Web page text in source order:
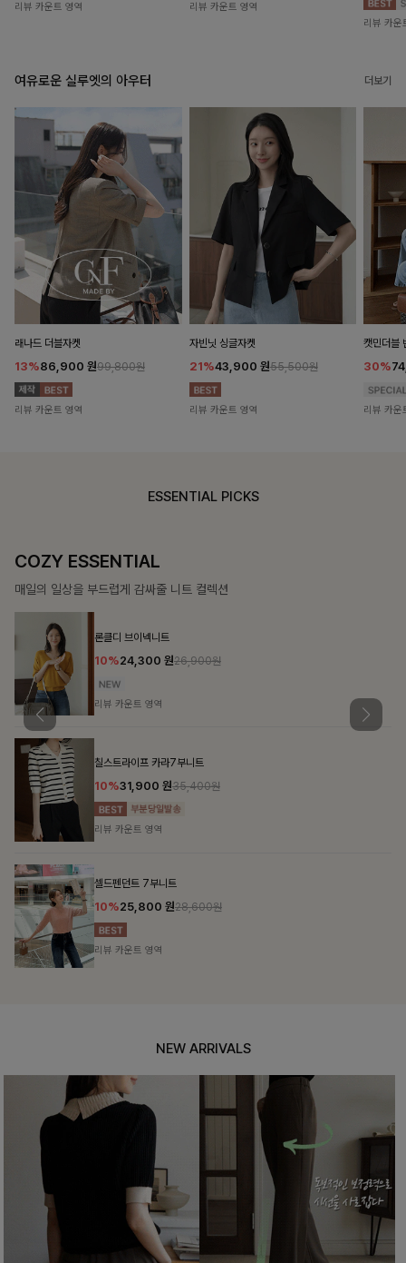
리뷰 카운트 영역 리뷰 카운트 영역
리뷰 카운
여유로운 실루엣의 아우터 더보기
래나드 더블자켓
13%86,900 원99,800원
리뷰 카운트 영역
자빈닛 싱글자켓
21%43,900 원55,500원
리뷰 카운트 영역
캣민더블
30%
리뷰 카운
ESSENTIAL PICKS
COZY ESSENTIAL
매일의 일상을 부드럽게 감싸줄 니트 컬렉션
론클디 브이넥니트
10%24,300 원26,900원
리뷰 카운트 영역
칠스트라이프 카라7부니트
10%31,900 원35,400원
리뷰 카운트 영역
셀드펜던트 7부니트
10%25,800 원28,600원
리뷰 카운트 영역
NEW ARRIVALS